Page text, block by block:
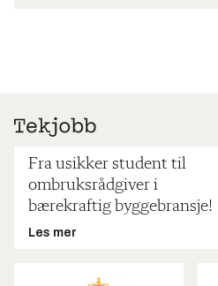
Fra usikker student til
ombruksrådgiver i
bærekraftig byggebransje!
Les mer